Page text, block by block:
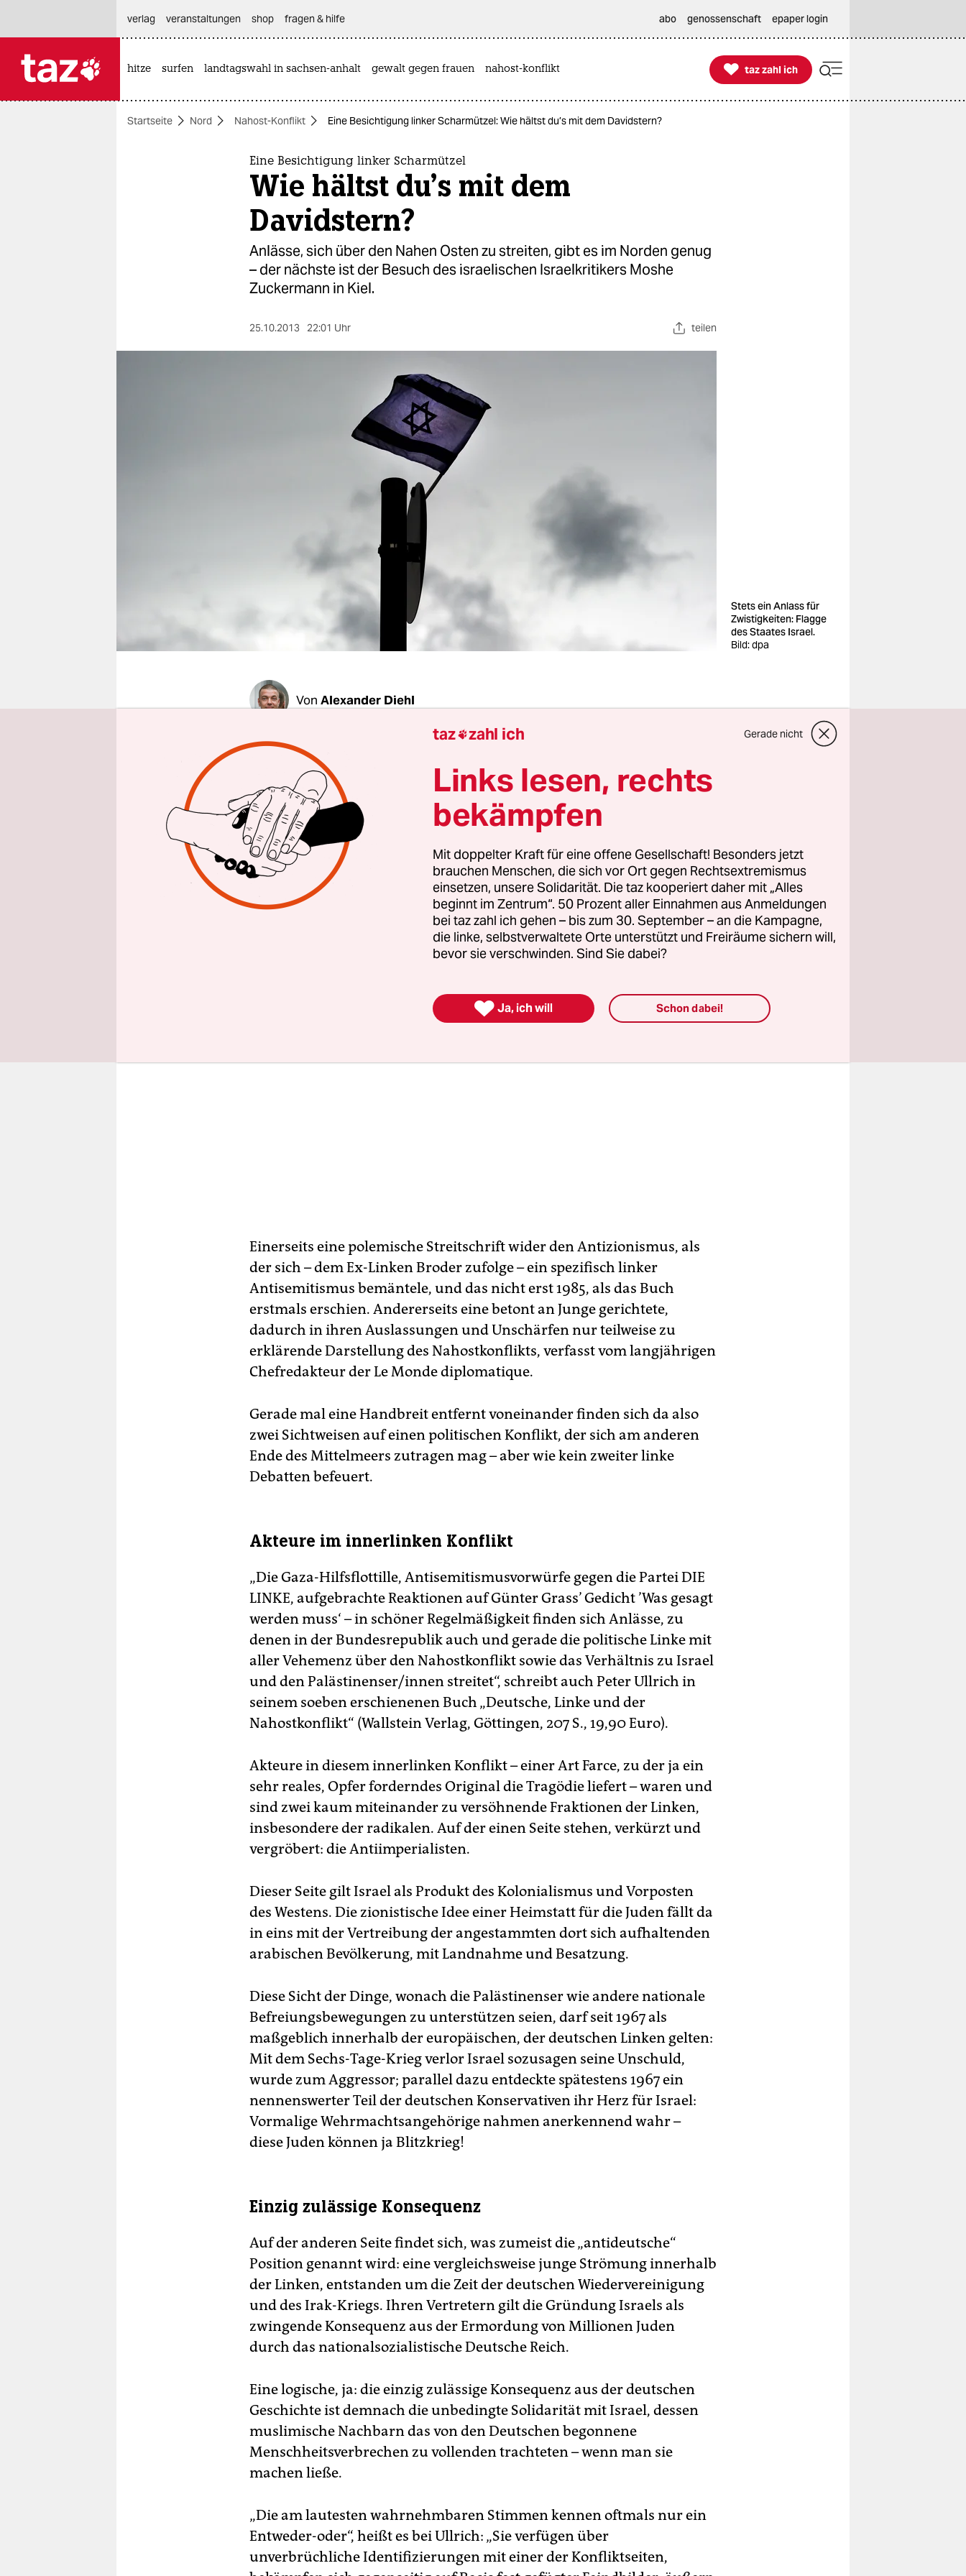
themen
nord
verlag
veranstaltungen shop fragen & hilfe abo genossenschaft epaper login
hitze surfen landtagswahl in sachsen-anhalt gewalt gegen frauen nahost-konflikt 
taz zahl ich
taz zahl ich
Startseite Nord Nahost-Konflikt Eine Besichtigung linker Scharmützel: Wie hältst du’s mit dem Davidstern?
Eine Besichtigung linker Scharmützel
Wie hältst du’s mit dem
Davidstern?
Anlässe, sich über den Nahen Osten zu streiten, gibt es im Norden genug
– der nächste ist der Besuch des israelischen Israelkritikers Moshe
Zuckermann in Kiel.
25.10.2013 22:01 Uhr teilen
Stets ein Anlass für
Zwistigkeiten: Flagge
des Staates Israel.
Bild: dpa
Von Alexander Diehl
HAMBURG
paar Hausnummern weiter, dazwischen hat mancher Autonome sein
Sparkassenkonto, isst morgens sein Croissant aus lokaler Fertigung.
Ein Stück die Straße runter, das Schulterblatt, saß lange das Freie
Sender Kombinat, Hamburgs als links sich verstehendes Lokalradio.
Zwei Bücher auf dem Grabbeltisch vor dem Schanzenbuchladen, auch
so einer linken, manche würden sagen: altlinken Institution im Viertel:
Henryk M. Broders „Der ewige Antisemit“ und „Israel – Palästina. Die
Hintergründe eines unendlichen Konflikts“ von Alain Gresh.
Einerseits eine polemische Streitschrift wider den Antizionismus, als
der sich – dem Ex-Linken Broder zufolge – ein spezifisch linker
Antisemitismus bemäntele, und das nicht erst 1985, als das Buch
erstmals erschien. Andererseits eine betont an Junge gerichtete,
dadurch in ihren Auslassungen und Unschärfen nur teilweise zu
erklärende Darstellung des Nahostkonflikts, verfasst vom langjährigen
Chefredakteur der Le Monde diplomatique.
Gerade mal eine Handbreit entfernt voneinander finden sich da also
zwei Sichtweisen auf einen politischen Konflikt, der sich am anderen
Ende des Mittelmeers zutragen mag – aber wie kein zweiter linke
Debatten befeuert.
Akteure im innerlinken Konflikt
„Die Gaza-Hilfsflottille, Antisemitismusvorwürfe gegen die Partei DIE
LINKE, aufgebrachte Reaktionen auf Günter Grass’ Gedicht ’Was gesagt
werden muss‘ – in schöner Regelmäßigkeit finden sich Anlässe, zu
denen in der Bundesrepublik auch und gerade die politische Linke mit
aller Vehemenz über den Nahostkonflikt sowie das Verhältnis zu Israel
und den Palästinenser/innen streitet“, schreibt auch Peter Ullrich in
seinem soeben erschienenen Buch „Deutsche, Linke und der
Nahostkonflikt“ (Wallstein Verlag, Göttingen, 207 S., 19,90 Euro).
Akteure in diesem innerlinken Konflikt – einer Art Farce, zu der ja ein
sehr reales, Opfer forderndes Original die Tragödie liefert – waren und
sind zwei kaum miteinander zu versöhnende Fraktionen der Linken,
insbesondere der radikalen. Auf der einen Seite stehen, verkürzt und
vergröbert: die Antiimperialisten.
Dieser Seite gilt Israel als Produkt des Kolonialismus und Vorposten
des Westens. Die zionistische Idee einer Heimstatt für die Juden fällt da
in eins mit der Vertreibung der angestammten dort sich aufhaltenden
arabischen Bevölkerung, mit Landnahme und Besatzung.
Diese Sicht der Dinge, wonach die Palästinenser wie andere nationale
Befreiungsbewegungen zu unterstützen seien, darf seit 1967 als
maßgeblich innerhalb der europäischen, der deutschen Linken gelten:
Mit dem Sechs-Tage-Krieg verlor Israel sozusagen seine Unschuld,
wurde zum Aggressor; parallel dazu entdeckte spätestens 1967 ein
nennenswerter Teil der deutschen Konservativen ihr Herz für Israel:
Vormalige Wehrmachtsangehörige nahmen anerkennend wahr –
diese Juden können ja Blitzkrieg!
Einzig zulässige Konsequenz
Auf der anderen Seite findet sich, was zumeist die „antideutsche“
Position genannt wird: eine vergleichsweise junge Strömung innerhalb
der Linken, entstanden um die Zeit der deutschen Wiedervereinigung
und des Irak-Kriegs. Ihren Vertretern gilt die Gründung Israels als
zwingende Konsequenz aus der Ermordung von Millionen Juden
durch das nationalsozialistische Deutsche Reich.
Eine logische, ja: die einzig zulässige Konsequenz aus der deutschen
Geschichte ist demnach die unbedingte Solidarität mit Israel, dessen
muslimische Nachbarn das von den Deutschen begonnene
Menschheitsverbrechen zu vollenden trachteten – wenn man sie
machen ließe.
„Die am lautesten wahrnehmbaren Stimmen kennen oftmals nur ein
Entweder-oder“, heißt es bei Ullrich: „Sie verfügen über
unverbrüchliche Identifizierungen mit einer der Konfliktseiten,
taz zahl ich Gerade nicht
Links lesen, rechts
bekämpfen
Mit doppelter Kraft für eine offene Gesellschaft! Besonders jetzt
brauchen Menschen, die sich vor Ort gegen Rechtsextremismus
einsetzen, unsere Solidarität. Die taz kooperiert daher mit „Alles
beginnt im Zentrum“. 50 Prozent aller Einnahmen aus Anmeldungen
bei taz zahl ich gehen – bis zum 30. September – an die Kampagne,
die linke, selbstverwaltete Orte unterstützt und Freiräume sichern will,
bevor sie verschwinden. Sind Sie dabei?
 Ja, ich will Schon dabei!